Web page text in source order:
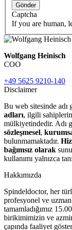
Gönder
Captcha
If you are human,
Wolfgang Heinisch
COO
+49 5625 9210-140
Disclaimer
Bu web sitesinde adı
adları, ilgili
mülkiyetindedir. Adı
sözleşmesel,
bulunmamaktadır.
bağımsız olarak
kullanımı yalnızca
Hakkımızda
Spindeldoctor, her
profesyonel ve uzman
tamamladığımız
birikimimizin ve
çapında faaliyet